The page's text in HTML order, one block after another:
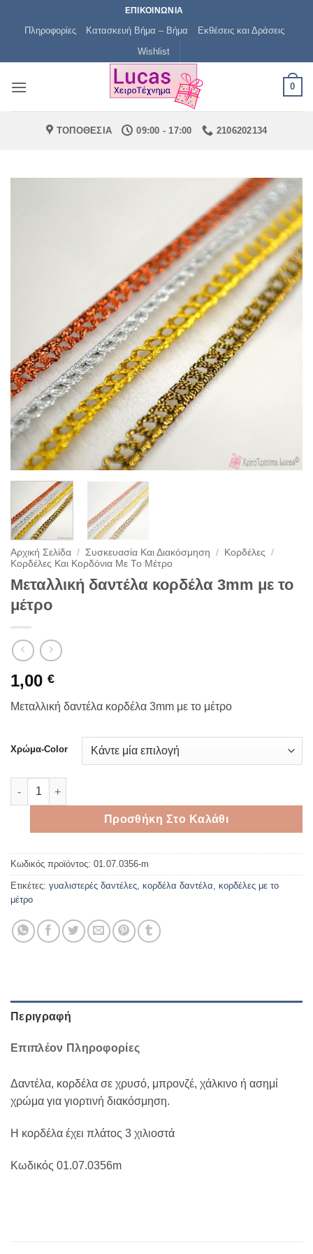
ΕΠΙΚΟΙΝΩΝΙΑ
Πληροφορίες Κατασκευή Βήμα – Βήμα
Εκθέσεις και Δράσεις
Wishlist
0
ΤΟΠΟΘΕΣΙΑ 09:00 - 17:00 2106202134
Αρχική Σελίδα / Συσκευασία Και Διακόσμηση / Κορδέλες
/
Κορδέλες Και Κορδόνια Με Το Μέτρο
Μεταλλική δαντέλα κορδέλα 3mm με το
μέτρο
1,00 €
Μεταλλική δαντέλα κορδέλα 3mm με το μέτρο
Χρώμα-Color
Μεταλλική δαντέλα κορδέλα 3mm με το μέτρο ποσότητα
Προσθήκη Στο Καλάθι
Κωδικός προϊόντος: 01.07.0356-m
Ετικέτες: γυαλιστερές δαντέλες, κορδέλα δαντέλα, κορδέλες με το
μέτρο
Περιγραφή
Επιπλέον Πληροφορίες
Δαντέλα, κορδέλα σε χρυσό, μπρονζέ, χάλκινο ή ασημί
χρώμα για γιορτινή διακόσμηση.
Η κορδέλα έχει πλάτος 3 χιλιοστά
Κωδικός 01.07.0356m